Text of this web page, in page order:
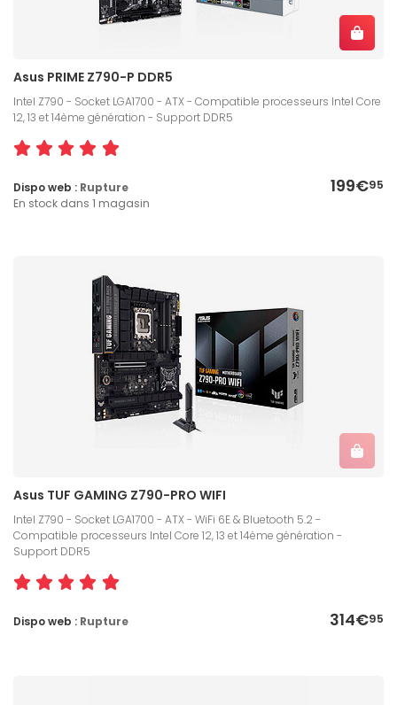
Asus PRIME Z790-P DDR5
Intel Z790 - Socket LGA1700 - ATX - Compatible processeurs Intel Core
12, 13 et 14ème génération - Support DDR5
199€95
Dispo web : Rupture
En stock dans 1 magasin
Asus TUF GAMING Z790-PRO WIFI
Intel Z790 - Socket LGA1700 - ATX - WiFi 6E & Bluetooth 5.2 -
Compatible processeurs Intel Core 12, 13 et 14ème génération -
Support DDR5
314€95
Dispo web : Rupture